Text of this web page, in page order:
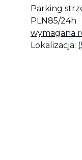
Parking
PLN85/24h
wymagana
Lokalizacja: